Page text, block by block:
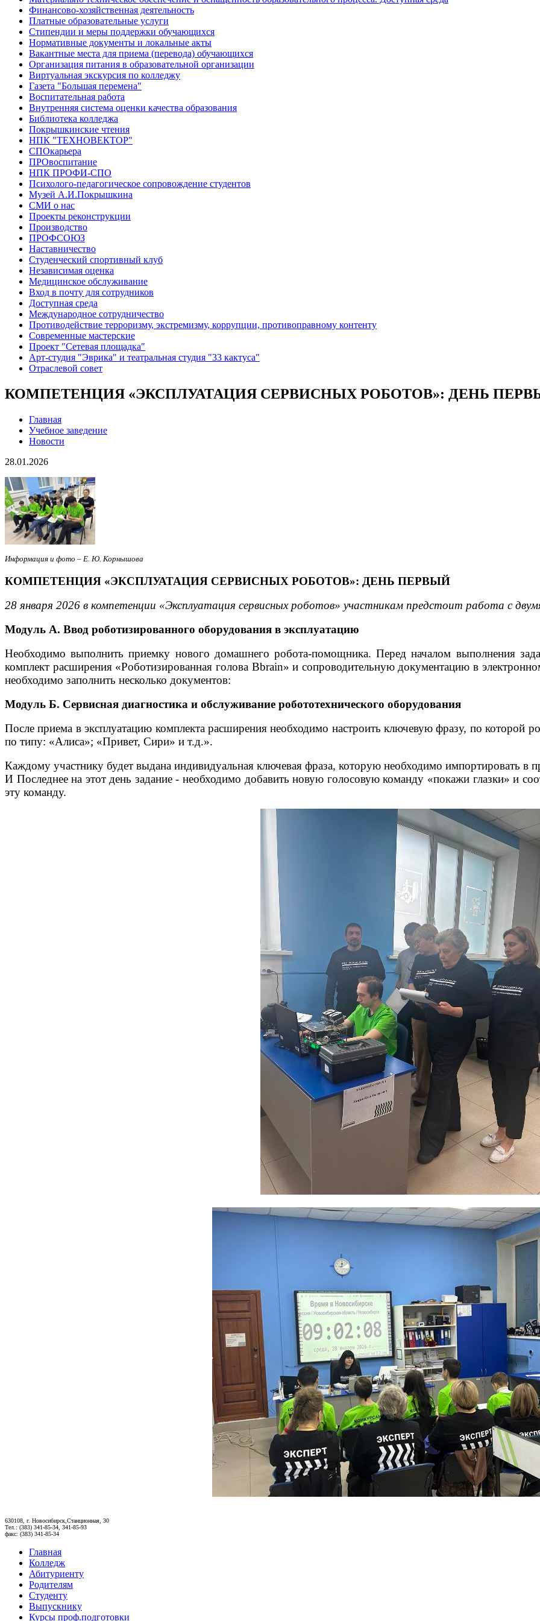
Финансово-хозяйственная деятельность
Платные образовательные услуги
Стипендии и меры поддержки обучающихся
Нормативные документы и локальные акты
Вакантные места для приема (перевода) обучающихся
Организация питания в образовательной организации
Виртуальная экскурсия по колледжу
Газета "Большая перемена"
Воспитательная работа
Внутренняя система оценки качества образования
Библиотека колледжа
Покрышкинские чтения
НПК "ТЕХНОВЕКТОР"
СПОкарьера
ПРОвоспитание
НПК ПРОФИ-СПО
Психолого-педагогическое сопровождение студентов
Музей А.И.Покрышкина
СМИ о нас
Проекты реконструкции
Производство
ПРОФСОЮЗ
Наставничество
Студенческий спортивный клуб
Независимая оценка
Медицинское обслуживание
Вход в почту для сотрудников
Доступная среда
Международное сотрудничество
Противодействие терроризму, экстремизму, коррупции, противоправному контенту
Современные мастерские
Проект "Сетевая площадка"
Арт-студия "Эврика" и театральная студия "33 кактуса"
Отраслевой совет
КОМПЕТЕНЦИЯ «ЭКСПЛУАТАЦИЯ СЕРВИСНЫХ РОБОТОВ»: ДЕНЬ
Главная
Учебное заведение
Новости
28.01.2026
Информация и фото – Е. Ю. Корнышова
КОМПЕТЕНЦИЯ «ЭКСПЛУАТАЦИЯ СЕРВИСНЫХ РОБОТОВ»: ДЕНЬ ПЕРВЫЙ
28 января 2026 в компетенции «Эксплуатация сервисных роботов» участникам предстоит работа с
Модуль А. Ввод роботизированного оборудования в эксплуатацию
Необходимо выполнить приемку нового домашнего робота-помощника. Перед началом выполнения
комплект расширения «Роботизированная голова Bbrain» и сопроводительную документацию в
необходимо заполнить несколько документов:
Модуль Б. Сервисная диагностика и обслуживание робототехнического оборудования
После приема в эксплуатацию комплекта расширения необходимо настроить ключевую фразу, по которой
по типу: «Алиса»; «Привет, Сири» и т.д.».
Каждому участнику будет выдана индивидуальная ключевая фраза, которую необходимо импортировать в
И Последнее на этот день задание - необходимо добавить новую голосовую команду «покажи глазки» и
эту команду.
630108, г. Новосибирск,Станционная, 30
Тел.: (383) 341-85-34, 341-85-93
факс: (383) 341-85-34
Главная
Колледж
Абитуриенту
Родителям
Студенту
Выпускнику
Курсы проф.подготовки